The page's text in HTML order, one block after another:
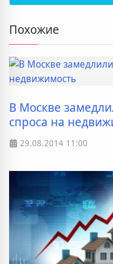
Похожие
В Москве
спроса на
29.08.2014 11:00